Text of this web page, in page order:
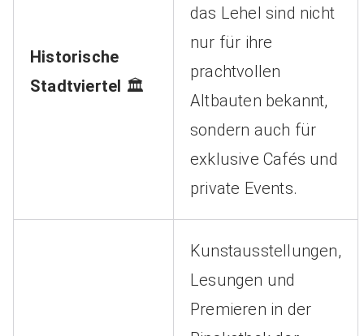
Historische
Stadtviertel 🏛️
das Lehel sind nicht
nur für ihre
prachtvollen
Altbauten bekannt,
sondern auch für
exklusive Cafés und
private Events.
Kunstausstellungen,
Lesungen und
Premieren in der